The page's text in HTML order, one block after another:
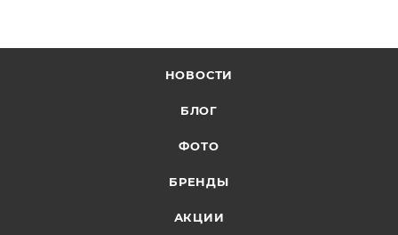
НОВОСТИ
БЛОГ
ФОТО
БРЕНДЫ
АКЦИИ